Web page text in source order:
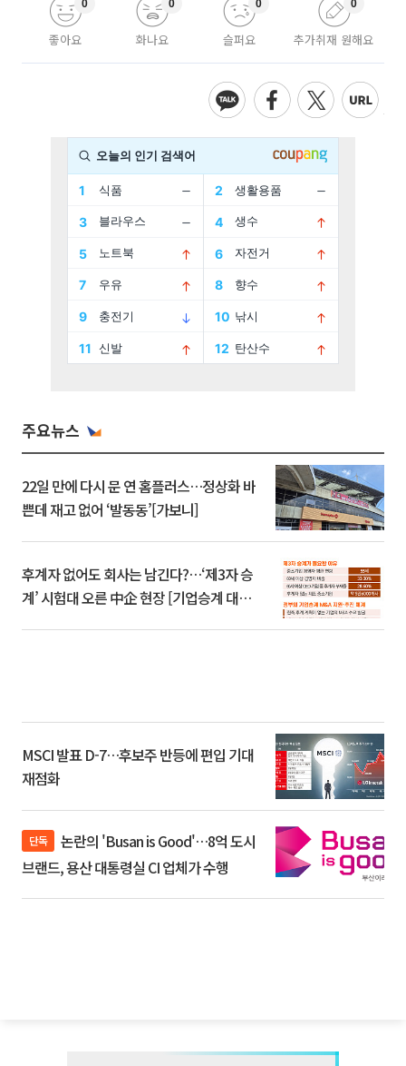
좋아요
0
화나요
0
슬퍼요
0
추가취재 원해요
0
주요뉴스
22일 만에 다시 문 연 홈플러스…정상화 바
쁜데 재고 없어 ‘발동동’[가보니]
후계자 없어도 회사는 남긴다?…‘제3자 승
계’ 시험대 오른 中企 현장 [기업승계 대전
MSCI 발표 D-7…후보주 반등에 편입 기대
재점화
단독
브랜드, 용산 대통령실 CI 업체가 수행